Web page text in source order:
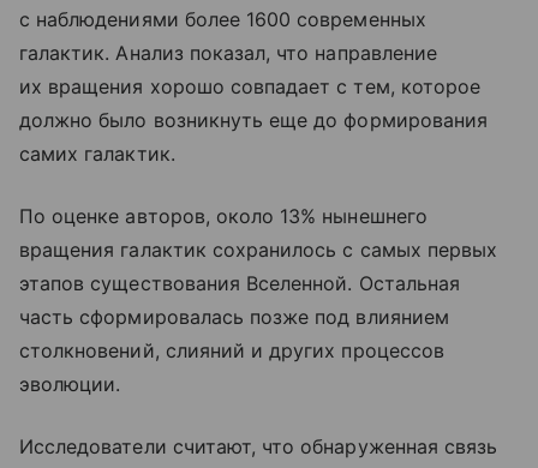
с наблюдениями более 1600 современных
галактик. Анализ показал, что направление
их вращения хорошо совпадает с тем, которое
должно было возникнуть еще до формирования
самих галактик.
По оценке авторов, около 13% нынешнего
вращения галактик сохранилось с самых первых
этапов существования Вселенной. Остальная
часть сформировалась позже под влиянием
столкновений, слияний и других процессов
эволюции.
Исследователи считают, что обнаруженная связь